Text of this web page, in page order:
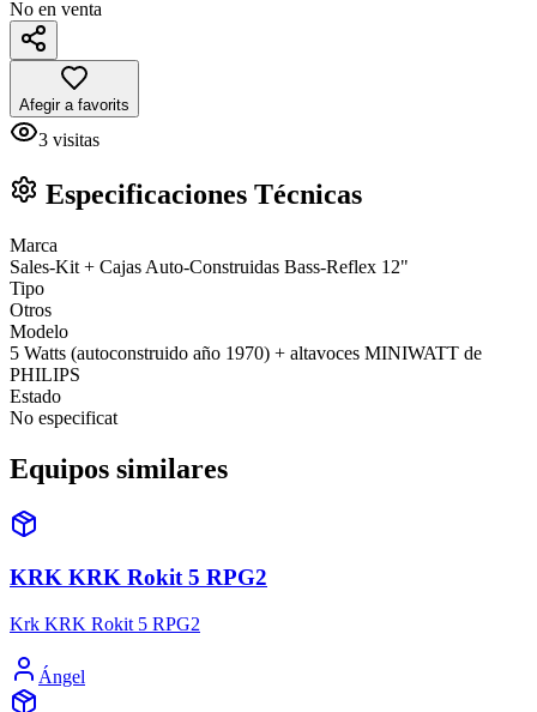
No en venta
Afegir a favorits
3 visitas
Especificaciones Técnicas
Marca
Sales-Kit + Cajas Auto-Construidas Bass-Reflex 12"
Tipo
Otros
Modelo
5 Watts (autoconstruido año 1970) + altavoces MINIWATT de
PHILIPS
Estado
No especificat
Equipos similares
KRK KRK Rokit 5 RPG2
Krk KRK Rokit 5 RPG2
Ángel